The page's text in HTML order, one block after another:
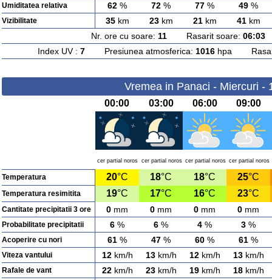
Umiditatea relativa 62 % 72 % 77 % 49 %
Vizibilitate 35km 23km 21km 41km
Nr. ore cu soare: 11 Rasarit soare: 06:03
Index UV : 7Presiunea atmosferica: 1016hpa
Vremea in Panaci - Miercuri -
00:00 03:00 06:00 09:00
cer partial noros cer partial noros cer partial noros cer partial noros
Temperatura 20°C 18°C 18°C 25°C
Temperatura resimitita 19°C 17°C 16°C 23°C
Cantitate precipitatii 3 ore 0 mm 0 mm 0 mm 0 mm
Probabilitate precipitatii 6 % 6 % 4 % 3 %
Acoperire cu nori 61 % 47 % 60 % 61 %
Viteza vantului 12km/h 13km/h 12km/h 13km/h
Rafale de vant 22km/h 23km/h 19km/h 18km/h